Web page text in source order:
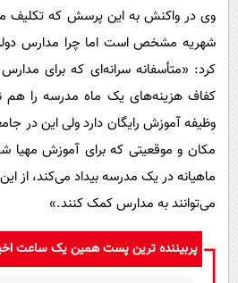
وی در واکنش به این پرسش که تکلیف
شهریه مشخص است اما چرا مدارس دولتی
کرد: «متأسفانه سرانه‌ای که برای
کفاف هزینه‌های یک ماه مدرسه را
وظیفه آموزش رایگان دارد ولی این در
مکان و موقعیتی که برای آموزش مهیا
ماهیانه در یک مدرسه بیداد می‌کند، از
می‌توانند به مدارس کمک کنند.»
پربیننده ترین پست همین یک ساعت